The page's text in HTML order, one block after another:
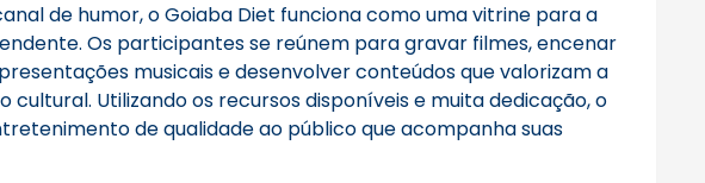
de humor, o Goiaba Diet funciona como uma vitrine para a
Os participantes se reúnem para gravar filmes, encenar
musicais e desenvolver conteúdos que valorizam a
cultural. Utilizando os recursos disponíveis e muita dedicação, o
de qualidade ao público que acompanha suas